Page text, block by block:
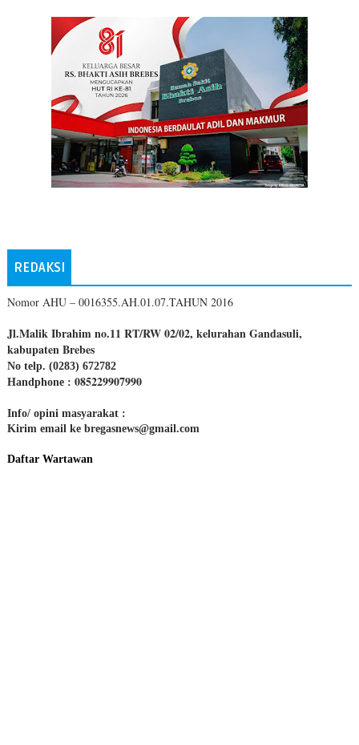
REDAKSI
Nomor AHU – 0016355.AH.01.07.TAHUN 2016
Jl.Malik Ibrahim no.11 RT/RW 02/02, kelurahan Gandasuli,
kabupaten Brebes
No telp. (0283) 672782
Handphone : 085229907990
Info/ opini masyarakat :
Kirim email ke bregasnews@gmail.com
Daftar Wartawan